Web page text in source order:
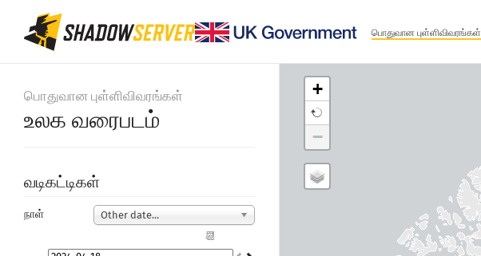
பொதுவான புள்ளிவிவரங்கள்
பொதுவான புள்ளிவிவரங்கள்
உலக வரைபடம்
வடிகட்டிகள்
நாள் Other date...
📆
+
−